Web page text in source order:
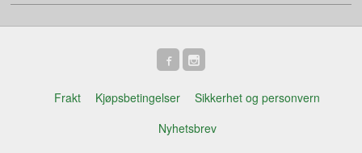
Frakt Kjøpsbetingelser
Sikkerhet og personvern
Nyhetsbrev